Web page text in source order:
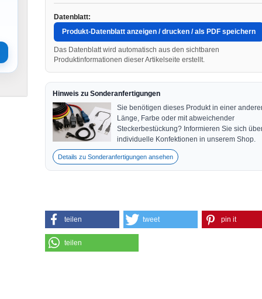
Datenblatt:
Produkt-Datenblatt anzeigen / drucken / als PDF speichern
Das Datenblatt wird automatisch aus den sichtbaren
Produktinformationen dieser Artikelseite erstellt.
Hinweis zu Sonderanfertigungen
Sie benötigen dieses Produkt in einer
Länge, Farbe oder mit abweichender
Steckerbestückung? Informieren Sie sich
individuelle Konfektionen in unserem Shop.
Details zu Sonderanfertigungen ansehen
teilen tweet pin it
teilen